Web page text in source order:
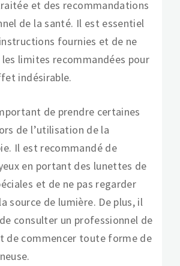
et des recommandations
de la santé. Il est essentiel
fournies et de ne
les limites recommandées pour
indésirable.
de prendre certaines
de l’utilisation de la
Il est recommandé de
en portant des lunettes de
et de ne pas regarder
source de lumière. De plus, il
consulter un professionnel de
de commencer toute forme de